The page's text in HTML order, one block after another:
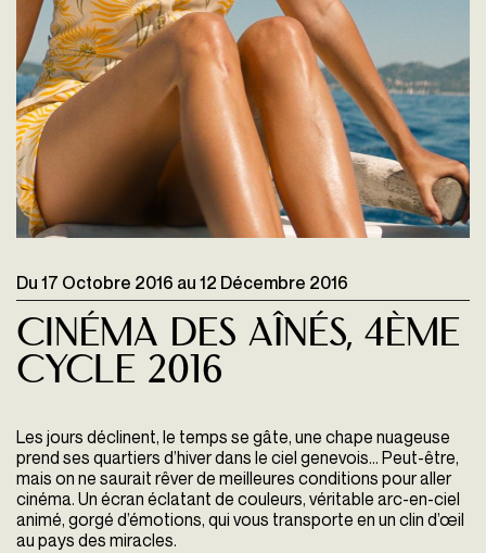
Du 17 Octobre 2016 au 12 Décembre 2016
Cinéma Des Aînés, 4Ème
Cycle 2016
Les jours déclinent, le temps se gâte, une chape nuageuse
prend ses quartiers d’hiver dans le ciel genevois… Peut-être,
mais on ne saurait rêver de meilleures conditions pour aller
cinéma. Un écran éclatant de couleurs, véritable arc-en-ciel
animé, gorgé d’émotions, qui vous transporte en un clin d’œil
au pays des miracles.